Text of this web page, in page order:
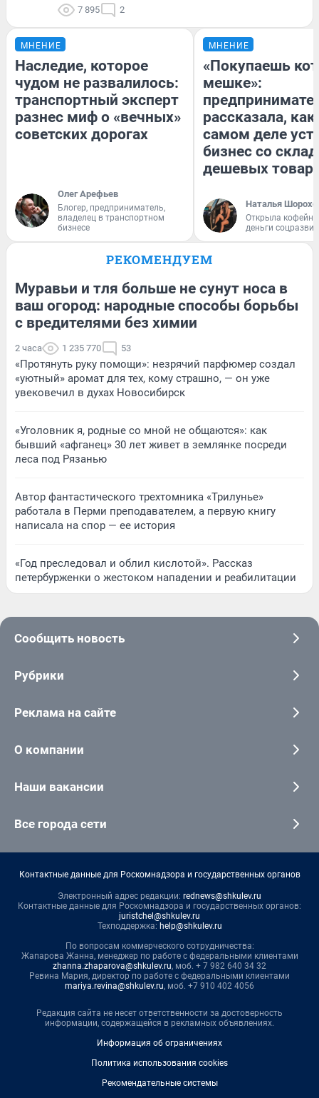
7 895 2
МНЕНИЕ
Наследие, которое
чудом не развалилось:
транспортный эксперт
разнес миф о «вечных»
советских дорогах
Олег Арефьев
Блогер, предприниматель,
владелец в транспортном
бизнесе
МНЕНИЕ
«Покупаешь
мешке»:
рассказала, как
самом деле
бизнес со
дешевых
Наталья
Открыла
деньги
РЕКОМЕНДУЕМ
Муравьи и тля больше не сунут носа в
ваш огород: народные способы борьбы
с вредителями без химии
2 часа 1 235 770 53
«Протянуть руку помощи»: незрячий парфюмер создал
«уютный» аромат для тех, кому страшно, — он уже
увековечил в духах Новосибирск
«Уголовник я, родные со мной не общаются»: как
бывший «афганец» 30 лет живет в землянке посреди
леса под Рязанью
Автор фантастического трехтомника «Трилунье»
работала в Перми преподавателем, а первую книгу
написала на спор — ее история
«Год преследовал и облил кислотой». Рассказ
петербурженки о жестоком нападении и реабилитации
Сообщить новость
Рубрики
Реклама на сайте
О компании
Наши вакансии
Все города сети
Контактные данные для Роскомнадзора и государственных органов
Электронный адрес редакции: rednews@shkulev.ru
Контактные данные для Роскомнадзора и государственных органов:
juristchel@shkulev.ru
Техподдержка: help@shkulev.ru
По вопросам коммерческого сотрудничества:
Жапарова Жанна, менеджер по работе с федеральными клиентами
zhanna.zhaparova@shkulev.ru, моб. + 7 982 640 34 32
Ревина Мария, директор по работе с федеральными клиентами
mariya.revina@shkulev.ru, моб. +7 910 402 4056
Редакция сайта не несет ответственности за достоверность
информации, содержащейся в рекламных объявлениях.
Информация об ограничениях
Политика использования cookies
Рекомендательные системы